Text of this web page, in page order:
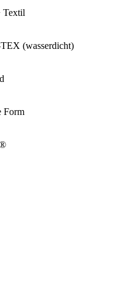
Textil
(wasserdicht)
Form